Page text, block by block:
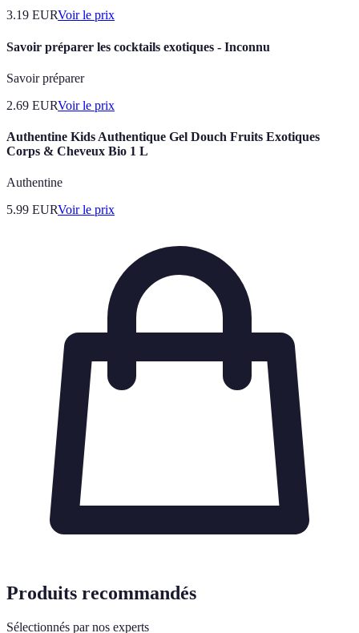
3.19 EURVoir le prix
Savoir préparer les cocktails exotiques - Inconnu
Savoir préparer
2.69 EURVoir le prix
Authentine Kids Authentique Gel Douch Fruits Exotiques
Corps & Cheveux Bio 1 L
Authentine
5.99 EURVoir le prix
Produits recommandés
Sélectionnés par nos experts